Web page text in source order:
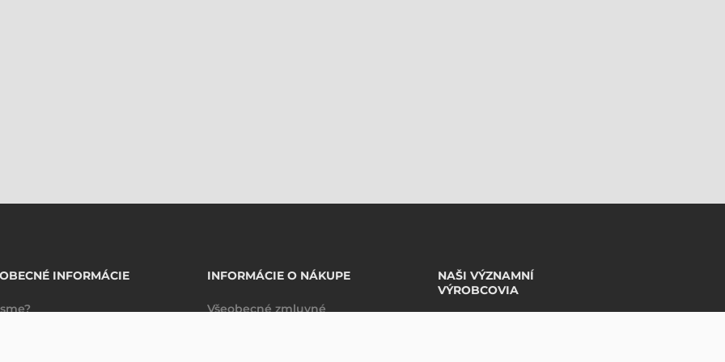
INFORMÁCIE INFORMÁCIE O NÁKUPE
Všeobecné zmluvné
NAŠI VÝZNAMNÍ
VÝROBCOVIA